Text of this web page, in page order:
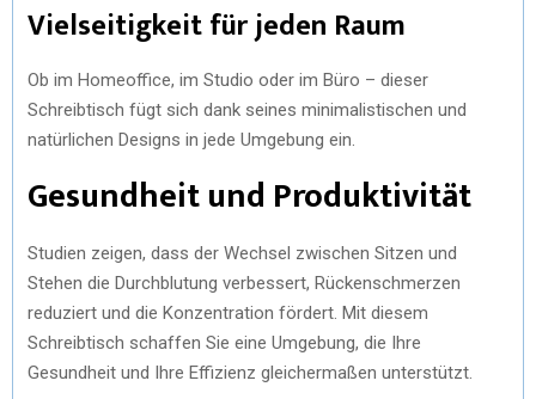
Vielseitigkeit für jeden Raum
Ob im Homeoffice, im Studio oder im Büro – dieser
Schreibtisch fügt sich dank seines minimalistischen und
natürlichen Designs in jede Umgebung ein.
Gesundheit und Produktivität
Studien zeigen, dass der Wechsel zwischen Sitzen und
Stehen die Durchblutung verbessert, Rückenschmerzen
reduziert und die Konzentration fördert. Mit diesem
Schreibtisch schaffen Sie eine Umgebung, die Ihre
Gesundheit und Ihre Effizienz gleichermaßen unterstützt.